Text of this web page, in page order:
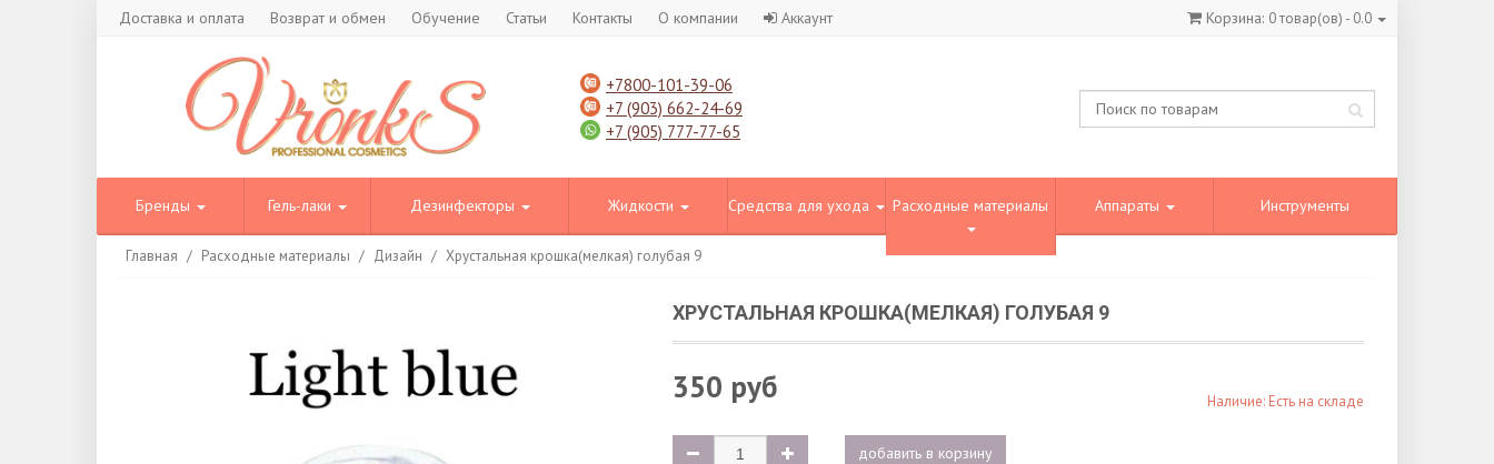
Доставка и оплата Возврат и обмен Обучение Статьи Контакты О компании Корзина: 0товар(ов) - 0.0
Аккаунт
+7800-101-39-06
+7 (903) 662-24-69
+7 (905) 777-77-65
Бренды Гель-лаки Дезинфекторы Жидкости Средства для ухода Расходные материалы Аппараты Инструменты
Главная / Расходные материалы / Дизайн / Хрустальная крошка(мелкая) голубая 9
ХРУСТАЛЬНАЯ КРОШКА(МЕЛКАЯ) ГОЛУБАЯ 9
350 руб Наличие: Есть на складе
добавить в корзину